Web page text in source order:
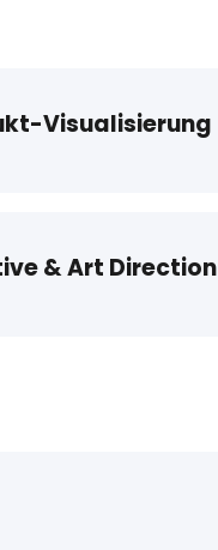
Visualisierung
& Art Direction